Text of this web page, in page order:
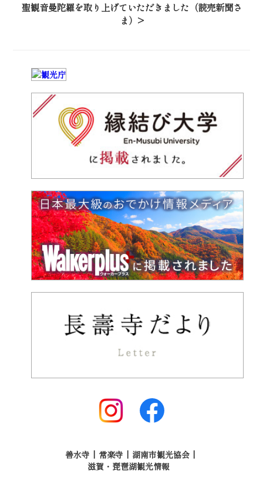
聖観音曼陀羅を取り上げていただきました（読売新聞さ
ま）
善水寺 常楽寺
湖南市観光協会
滋賀・琵琶湖観光情報